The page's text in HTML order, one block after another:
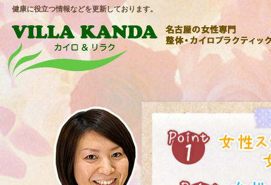
健康に役立つ情報などを更新しております。